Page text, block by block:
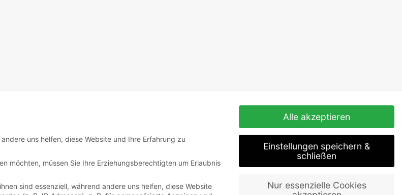
uns helfen, diese Website und Ihre Erfahrung zu
möchten, müssen Sie Ihre Erziehungsberechtigten um Erlaubnis
sind essenziell, während andere uns helfen, diese Website
Alle akzeptieren
Einstellungen speichern &
schließen
Nur essenzielle Cookies